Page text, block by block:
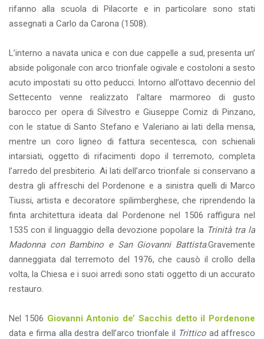
rifanno alla scuola di Pilacorte e in particolare sono stati
assegnati a Carlo da Carona (1508).
L’interno a navata unica e con due cappelle a sud, presenta un’
abside poligonale con arco trionfale ogivale e costoloni a sesto
acuto impostati su otto peducci. Intorno all’ottavo decennio del
Settecento venne realizzato l’altare marmoreo di gusto
barocco per opera di Silvestro e Giuseppe Comiz di Pinzano,
con le statue di Santo Stefano e Valeriano ai lati della mensa,
mentre un coro ligneo di fattura secentesca, con schienali
intarsiati, oggetto di rifacimenti dopo il terremoto, completa
l’arredo del presbiterio. Ai lati dell’arco trionfale si conservano a
destra gli affreschi del Pordenone e a sinistra quelli di Marco
Tiussi, artista e decoratore spilimberghese, che riprendendo la
finta architettura ideata dal Pordenone nel 1506 raffigura nel
1535 con il linguaggio della devozione popolare la Trinità tra la
Madonna con Bambino e San Giovanni Battista.Gravemente
danneggiata dal terremoto del 1976, che causò il crollo della
volta, la Chiesa e i suoi arredi sono stati oggetto di un accurato
restauro.
Nel 1506 Giovanni Antonio de’ Sacchis detto il Pordenone
data e firma alla destra dell’arco trionfale il Trittico ad affresco